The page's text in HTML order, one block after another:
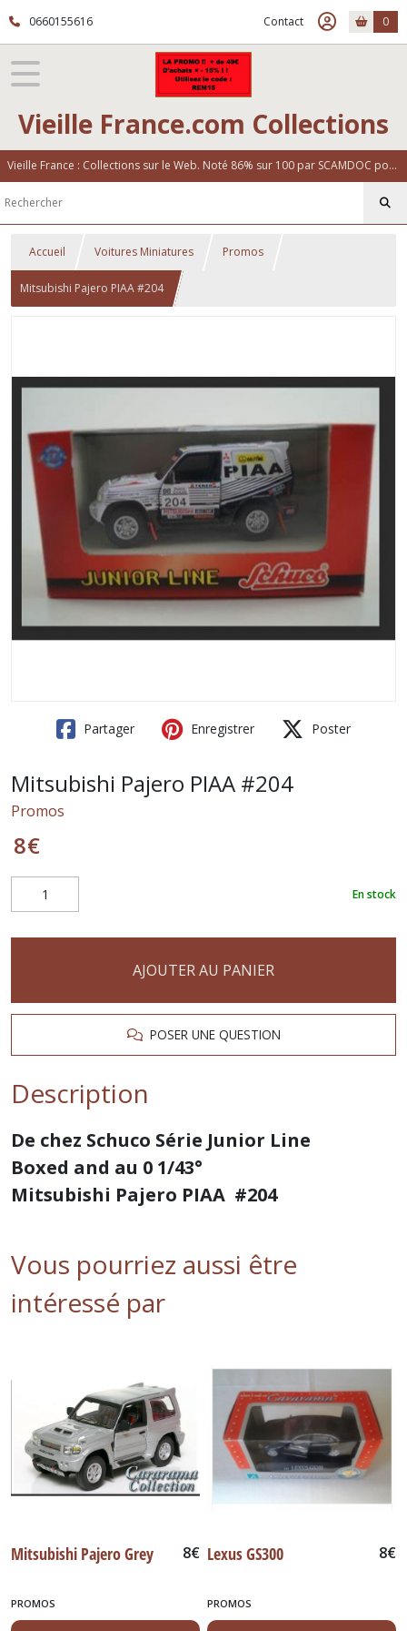
0660155616 Contact 0
Vieille France.com Collections
Vieille France : Collections sur le Web. Noté 86% sur 100 par SCAMDOC pour notre fiabilité
Accueil Voitures Miniatures Promos
Mitsubishi Pajero PIAA #204
Partager Enregistrer Poster
Mitsubishi Pajero PIAA #204
Promos
8€
En stock
AJOUTER AU PANIER
POSER UNE QUESTION
Description
De chez Schuco Série Junior Line
Boxed and au 0 1/43°
Mitsubishi Pajero PIAA #204
Vous pourriez aussi être
intéressé par
Mitsubishi Pajero Grey 8€
PROMOS
Lexus GS300 8€
PROMOS